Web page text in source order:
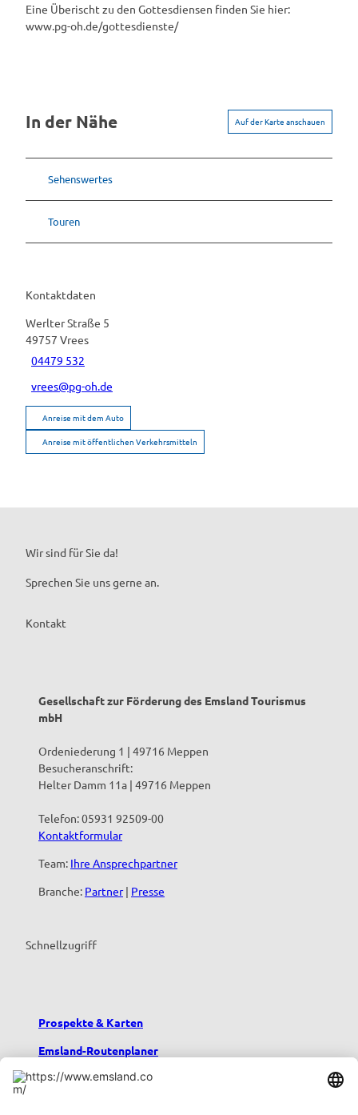
r
e
Eine Überischt zu den Gottesdiensen finden Sie hier:
www.pg-oh.de/gottesdienste/
In der Nähe Auf der Karte anschauen
Sehenswertes
Touren
Kontaktdaten
Werlter Straße 5
49757 Vrees
04479 532
vrees@pg-oh.de
Anreise mit dem Auto
Anreise mit öffentlichen Verkehrsmitteln
Wir sind für Sie da!
Sprechen Sie uns gerne an.
Kontakt
Gesellschaft zur Förderung des Emsland Tourismus
mbH
Ordeniederung 1 | 49716 Meppen
Besucheranschrift:
Helter Damm 11a | 49716 Meppen
Telefon: 05931 92509-00
Kontaktformular
Team: Ihre Ansprechpartner
Branche: Partner| Presse
Schnellzugriff
Prospekte & Karten
Emsland-Routenplaner
Emsland-Blog